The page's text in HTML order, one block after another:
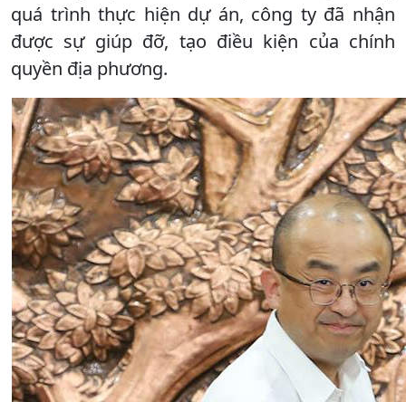
quá trình thực hiện dự án, công ty đã nhận
được sự giúp đỡ, tạo điều kiện của chính
quyền địa phương.